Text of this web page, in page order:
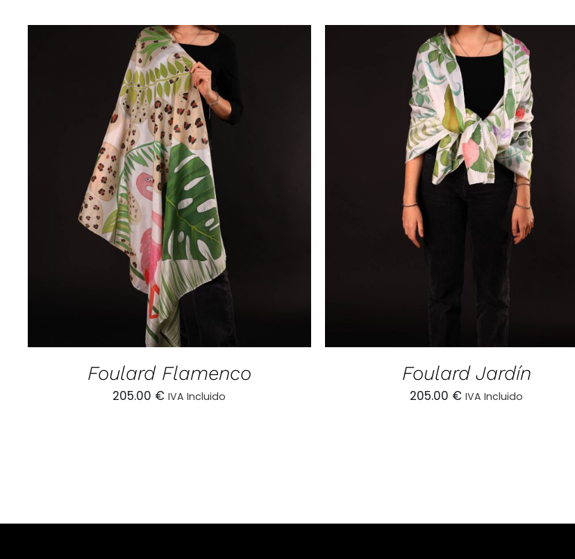
AÑADIR AL CARRITO / DETALLES
Foulard Flamenco
205.00 € IVA Incluido
AÑADIR AL CARRITO DETALLES
Foulard Jardín
205.00 € IVA Incluido